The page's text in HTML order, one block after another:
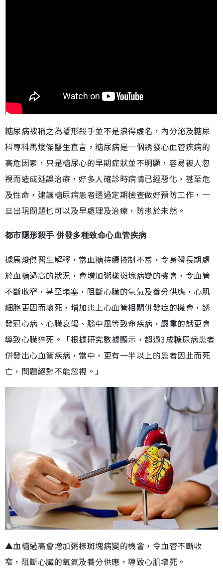
糖尿病被稱之為隱形殺手並不是浪得虛名，內分泌及糖尿
科專科馬焌傑醫生直言，糖尿病是一個誘發心血管疾病的
高危因素，只是糖尿心的早期症狀並不明顯，容易被人忽
視而造成延誤治療，好多人確診時病情已經惡化，甚至危
及性命，建議糖尿病患者透過定期檢查做好預防工作，一
旦出現問題也可以及早處理及治療，防患於未然。
都市隱形殺手 併發多種致命心血管疾病
據馬焌傑醫生解釋，當血糖持續控制不當，令身體長期處
於血糖過高的狀況，會增加粥樣斑塊病變的機會，令血管
不斷收窄，甚至堵塞，阻斷心臟的氧氣及養分供應，心肌
細胞更因而壞死，增加患上心血管相關併發症的機會，誘
發冠心病、心臟衰竭、腦中風等致命疾病，嚴重的話更會
導致心臟猝死。「根據研究數據顯示，超過3成糖尿病患者
併發出心血管疾病，當中，更有一半以上的患者因此而死
亡，問題絕對不能忽視。」
▲血糖過高會增加粥樣斑塊病變的機會，令血管不斷收
窄，阻斷心臟的氧氣及養分供應，導致心肌壞死。